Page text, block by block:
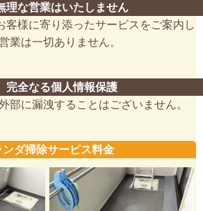
理な営業はいたしません
客様に寄り添ったサービスをご案内し
業は一切ありません。
完全なる個人情報保護
部に漏洩することはございません。
ンダ掃除サービス料金